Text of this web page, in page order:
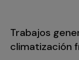
Trabajos
climatización